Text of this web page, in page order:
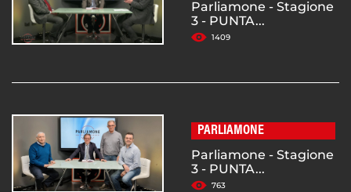
Parliamone - Stagione
3 - PUNTA...
1409
PARLIAMONE
Parliamone - Stagione
3 - PUNTA...
763